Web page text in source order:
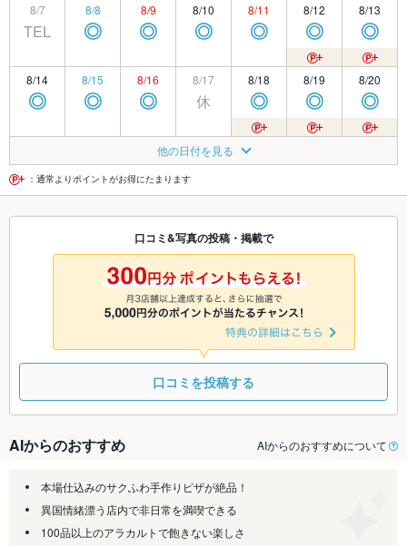
8/7
TEL
8/8
◎
8/9
◎
8/10
◎
8/11
◎
8/12
◎
8/13
◎
8/14
◎
8/15
◎
8/16
◎
8/17
休
8/18
◎
8/19
◎
8/20
◎
◎ ◎
8/23
◎
8/24
休
8/25
◎ ◎ ◎
8/28 8/29 8/30
◎
8/31
休
9/1
◎
9/2 9/3
9/6
◎
9/7
休
9/8
◎
他の日付を見る
：通常よりポイントがお得にたまります
口コミ&写真の投稿・掲載で
口コミを投稿する
AIからのおすすめ AIからのおすすめについて
本場仕込みのサクふわ手作りピザが絶品！
異国情緒漂う店内で非日常を満喫できる
100品以上のアラカルトで飽きない楽しさ